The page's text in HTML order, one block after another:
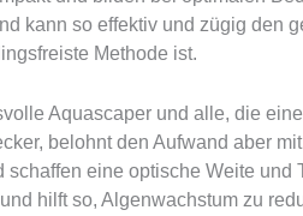
kann so effektiv und zügig
Methode ist.
Aquascaper und alle, die
belohnt den Aufwand aber
eine optische Weite und
hilft so, Algenwachstum zu